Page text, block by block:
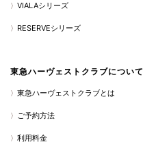
VIALAシリーズ
RESERVEシリーズ
東急ハーヴェストクラブについて
東急ハーヴェストクラブとは
ご予約方法
利用料金